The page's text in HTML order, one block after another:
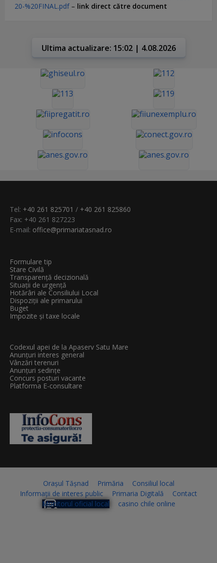
20-%20FINAL.pdf– link direct către document
Ultima actualizare: 15:02 | 4.08.2026
Tel: +40 261 825701 / +40 261 825860
Fax: +40 261 827223
E-mail: office@primariatasnad.ro
Formulare tip
Stare Civilă
Transparenţă decizională
Situații de urgență
Hotărâri ale Consiliului Local
Dispoziții ale primarului
Buget
Impozite și taxe locale
Codexul apei de la Apaserv Satu Mare
Anunțuri interes general
Vânzări terenuri
Anunțuri sedințe
Concurs posturi vacante
Platforma E-consultare
Orașul Tășnad Primăria
Consiliul local
Informații de interes public
Primaria Digitală
Contact
Monitorul oficial local
casino chile online